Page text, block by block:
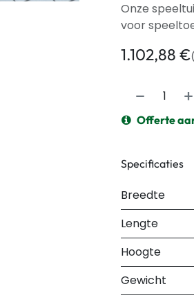
Onze
voor
1.102,88 €
Offerte
Specificaties
Breedte
Lengte
Hoogte
Gewicht